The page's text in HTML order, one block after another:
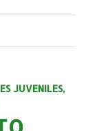
JUVENILES,